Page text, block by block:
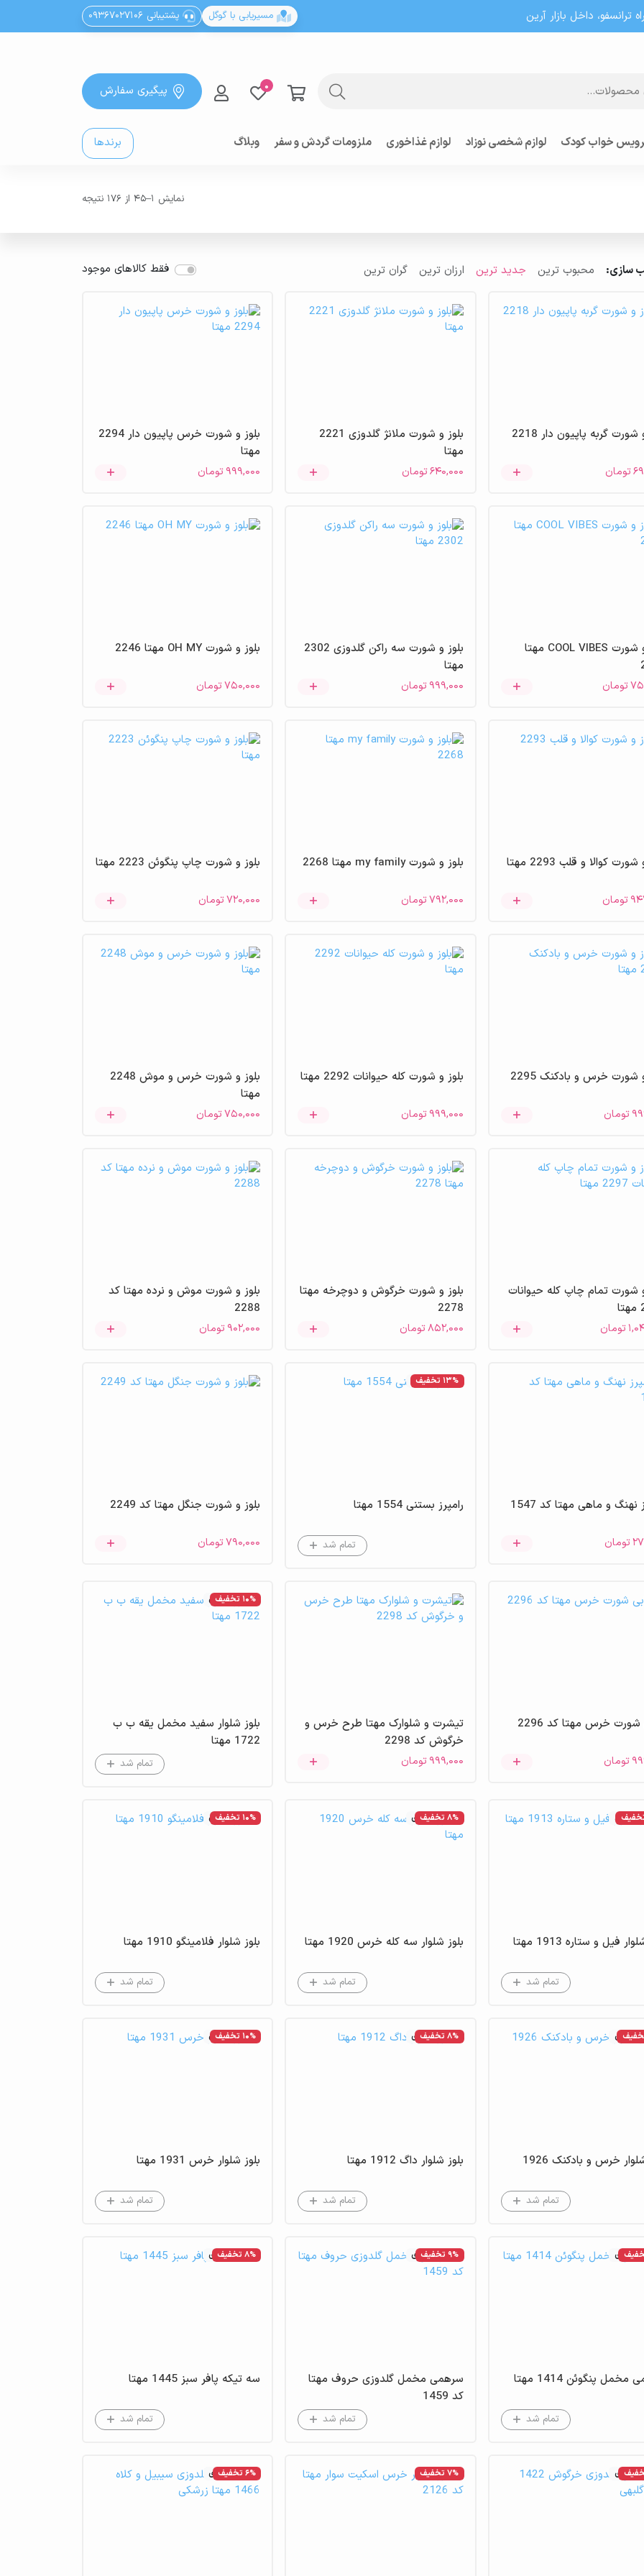
ترانسفو، داخل بازار آرین مسیریابی با گوگل پشتیبانی 09367027106
0 پیگیری سفارش
خواب کودک لوازم شخصی نوزاد لوازم غذاخوری ملزومات گردش و سفر وبلاگ برندها
نمایش 1–45 از 176 نتیجه
سازی: محبوب ترین جدید ترین ارزان ترین گران ترین فقط کالاهای موجود
بلوز و شورت گربه پاپیون دار 2218
تومان
بلوز و شورت ملانژ گلدوزی 2221
مهتا
۶۴۰,۰۰۰تومان
بلوز و شورت خرس پاپیون دار 2294
مهتا
۹۹۹,۰۰۰تومان
بلوز و شورت COOL VIBES مهتا
تومان
بلوز و شورت سه راکن گلدوزی 2302
مهتا
۹۹۹,۰۰۰ تومان
بلوز و شورت OH MY مهتا 2246
۷۵۰,۰۰۰تومان
کوالا و قلب 2293 مهتا
تومان
بلوز و شورت my family مهتا 2268
۷۹۲,۰۰۰تومان
بلوز و شورت چاپ پنگوئن 2223 مهتا
۷۲۰,۰۰۰تومان
بلوز و شورت خرس و بادکنک 2295
تومان
بلوز و شورت کله حیوانات 2292 مهتا
۹۹۹,۰۰۰ تومان
بلوز و شورت خرس و موش 2248
مهتا
۷۵۰,۰۰۰تومان
شورت تمام چاپ کله حیوانات
تومان
بلوز و شورت خرگوش و دوچرخه مهتا
2278
۸۵۲,۰۰۰تومان
بلوز و شورت موش و نرده مهتا کد
2288
۹۰۲,۰۰۰تومان
نهنگ و ماهی مهتا کد 1547
تومان
عدم موجودی
13% تخفیف
رامپرز بستنی 1554 مهتا
تمام شد
بلوز و شورت جنگل مهتا کد 2249
۷۹۰,۰۰۰تومان
شورت خرس مهتا کد 2296
تومان
تیشرت و شلوارک مهتا طرح خرس و
خرگوش کد 2298
۹۹۹,۰۰۰ تومان
عدم موجودی
10% تخفیف
بلوز شلوار سفید مخمل یقه ب ب
1722 مهتا
تمام شد
فیل و ستاره 1913 مهتا
تمام شد
عدم موجودی
8% تخفیف
بلوز شلوار سه کله خرس 1920 مهتا
تمام شد
عدم موجودی
10% تخفیف
بلوز شلوار فلامینگو 1910 مهتا
تمام شد
بلوز شلوار خرس و بادکنک 1926
تمام شد
عدم موجودی
8% تخفیف
بلوز شلوار داگ 1912 مهتا
تمام شد
عدم موجودی
10% تخفیف
بلوز شلوار خرس 1931 مهتا
تمام شد
پنگوئن 1414 مهتا
تمام شد
عدم موجودی
9% تخفیف
سرهمی مخمل گلدوزی حروف مهتا
کد 1459
تمام شد
عدم موجودی
8% تخفیف
سه تیکه پافر سبز 1445 مهتا
تمام شد
7% تخفیف عدم موجودی
6% تخفیف